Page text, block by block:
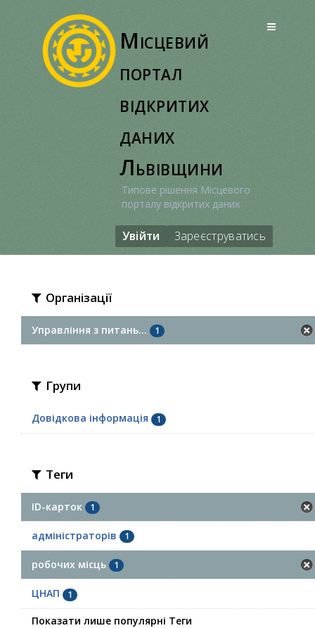
Місцевий
портал
відкритих
даних
Львівщини
Типове рішення Місцевого
порталу відкритих даних
Увійти Зареєструватись
Організації
Управління з питань... 1
Групи
Довідкова інформація 1
Теги
ID-карток 1
адміністраторів 1
робочих місць 1
ЦНАП 1
Показати лише популярні Теги